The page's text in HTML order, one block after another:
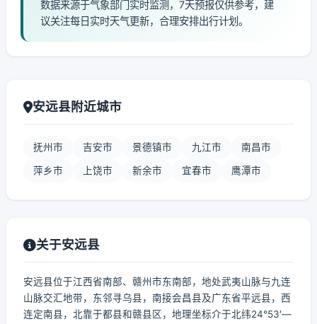
数据来源于气象部门实时监测，7天预报仅供参考，建
议关注每日实时天气更新，合理安排出行计划。
安远县附近城市
抚州市 吉安市 景德镇市 九江市 南昌市
萍乡市 上饶市 新余市 宜春市 鹰潭市
关于安远县
安远县位于江西省南部、赣州市东南部，地处武夷山脉与九连
山脉交汇地带，东邻寻乌县，南接会昌县及广东省平远县，西
连定南县，北靠于都县和赣县区，地理坐标介于北纬24°53′—